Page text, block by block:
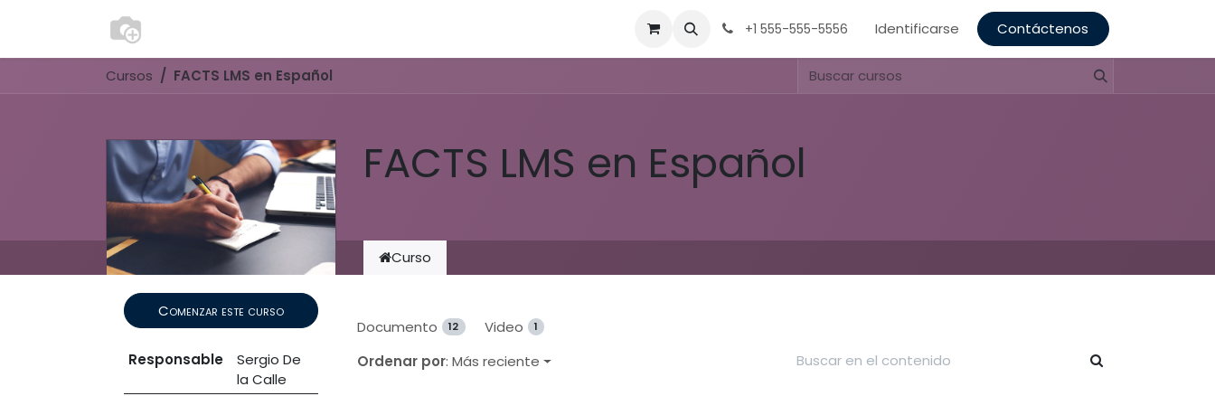
Eventos Trabajos +1 555-555-5556 Identificarse Contáctenos
Cursos FACTS LMS en Español
FACTS LMS en Español
Comenzar este curso
Responsable
Sergio De
la Calle
Curso
Documento 12 Video 1
Ordenar por: Más reciente